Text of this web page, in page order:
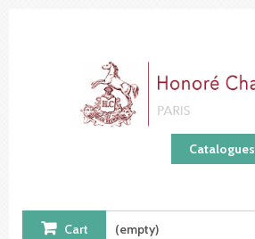
Catalogues
Cart (empty)